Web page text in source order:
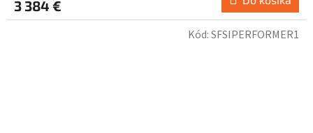
3 384 €
Kód:SFSIPERFORMER1